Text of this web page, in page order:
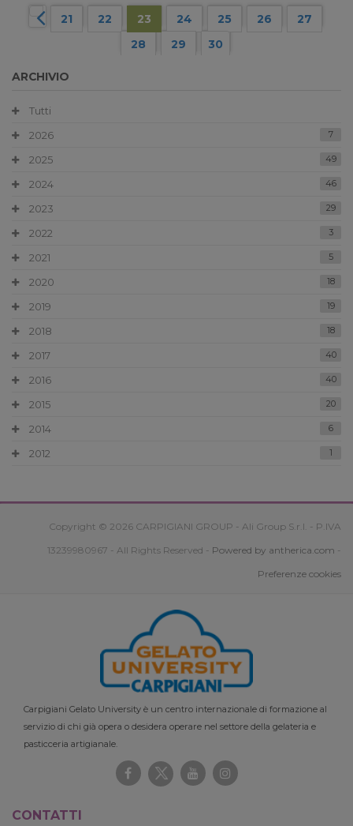
21 22 23 24 25 26
27
28
29 30
ARCHIVIO
Tutti
2026
7
2025 49
2024 46
2023 29
2022 3
2021 5
2020 18
2019 19
2018 18
2017 40
2016 40
2015 20
2014 6
2012 1
Copyright © 2026 CARPIGIANI GROUP - Ali Group S.r.l. - P.IVA
13239980967 - All Rights Reserved - Powered by antherica.com -
Preferenze cookies
Carpigiani Gelato University è un centro internazionale di formazione al
servizio di chi già opera o desidera operare nel settore della gelateria e
pasticceria artigianale.
CONTATTI